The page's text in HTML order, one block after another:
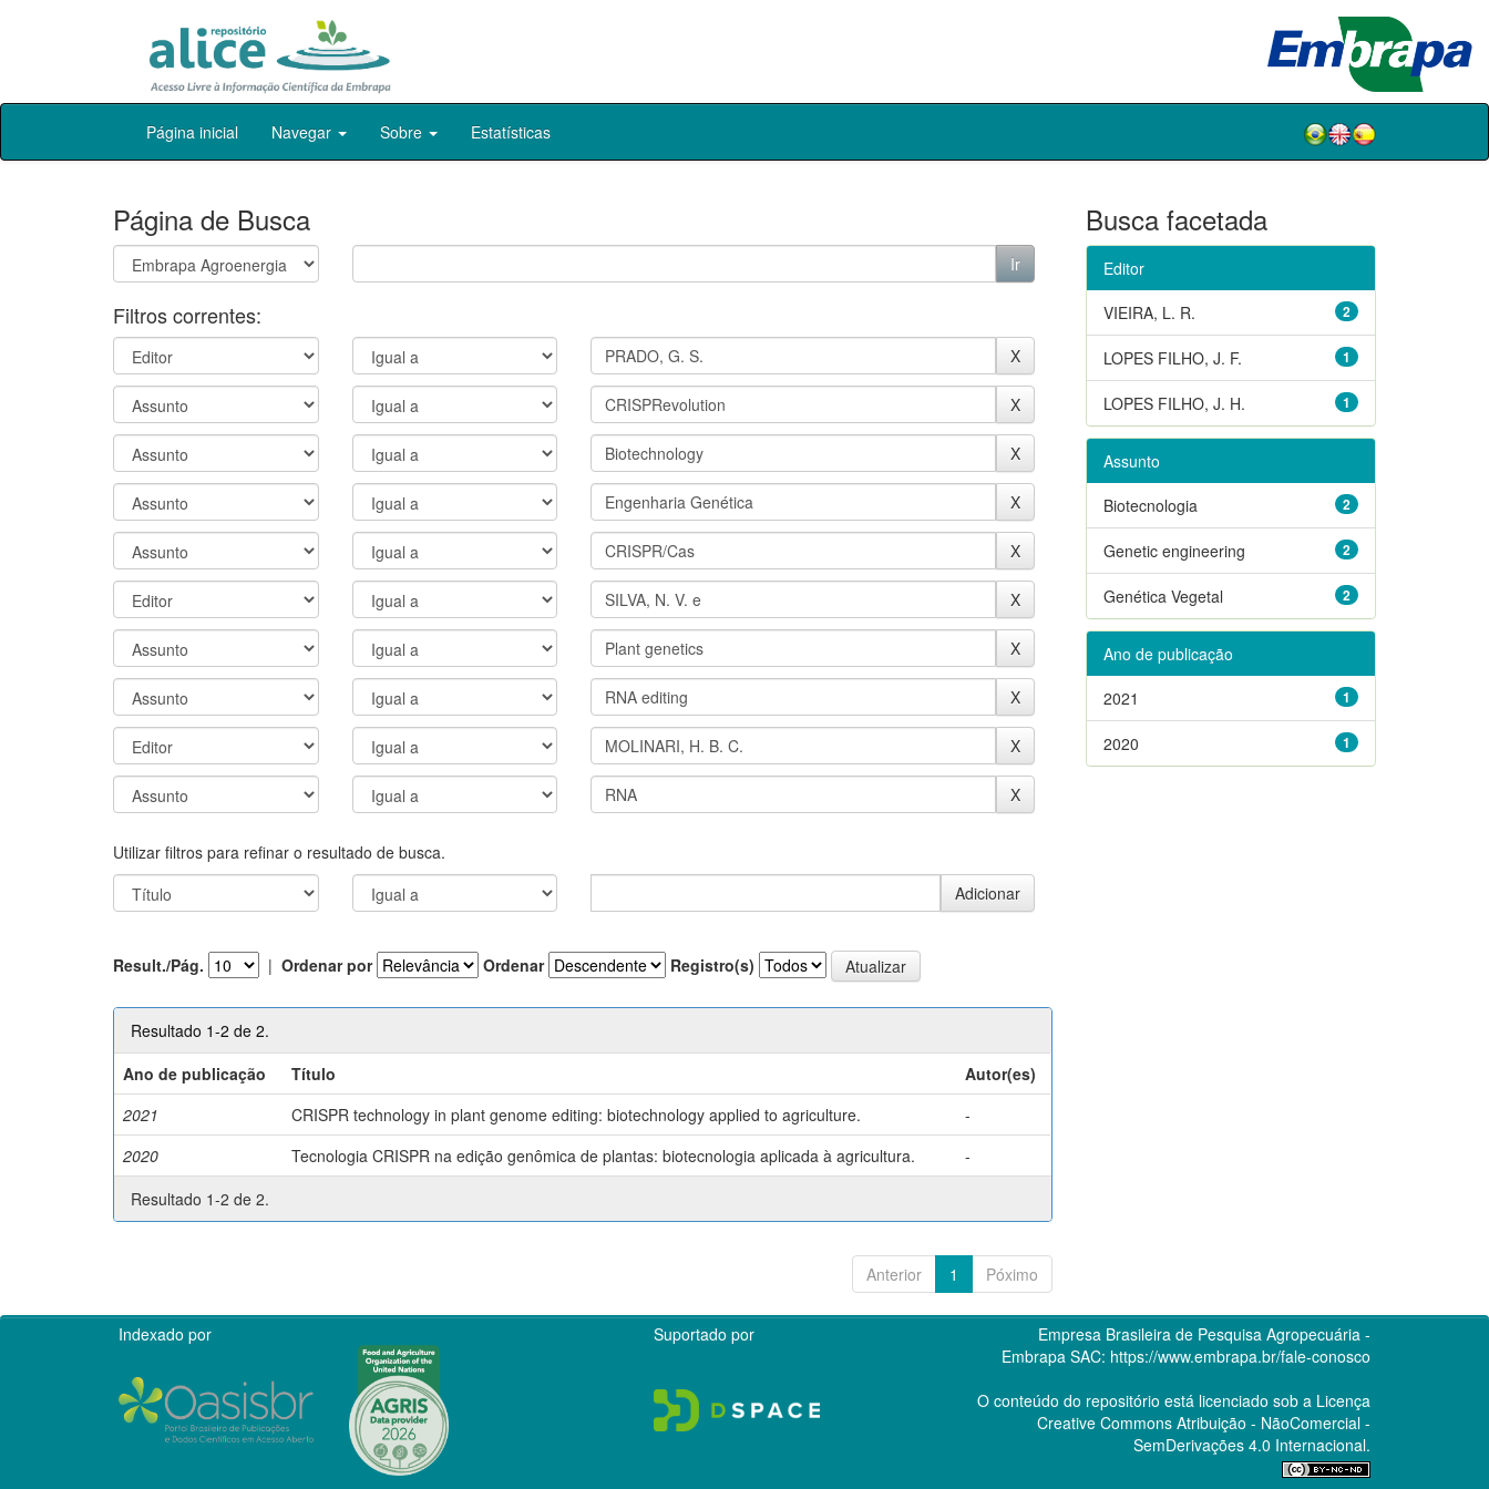
Skip
Página inicial Navegar Sobre Estatísticas
Página de Busca
Filtros correntes:
Utilizar filtros para refinar o resultado de busca.
Result./Pág. | Ordenar por Ordenar Registro(s)
Resultado 1-2 de 2.
Ano de publicação
Título
Autor(es)
2021
CRISPR technology in plant genome editing: biotechnology applied to agriculture.
-
2020
Tecnologia CRISPR na edição genômica de plantas: biotecnologia aplicada à agricultura.
-
Resultado 1-2 de 2.
Anterior 1 Póximo
Busca facetada
Editor
2
VIEIRA, L. R.
1
LOPES FILHO, J. F.
1
LOPES FILHO, J. H.
Assunto
2
Biotecnologia
2
Genetic engineering
2
Genética Vegetal
Ano de publicação
1
2021
1
2020
Indexado por Suportado por
Empresa Brasileira de Pesquisa Agropecuária -
Embrapa SAC: https://www.embrapa.br/fale-conosco
O conteúdo do repositório está licenciado sob a Licença
Creative CommonsAtribuição - NãoComercial -
SemDerivações 4.0 Internacional.